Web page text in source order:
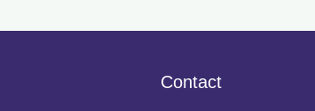
Contact